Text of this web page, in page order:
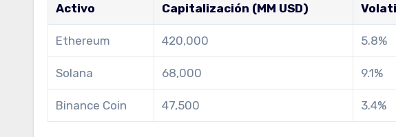
Activo Capitalización (MM USD)
Ethereum 420,000 5.8%
Solana 68,000 9.1%
Binance Coin 47,500 3.4%